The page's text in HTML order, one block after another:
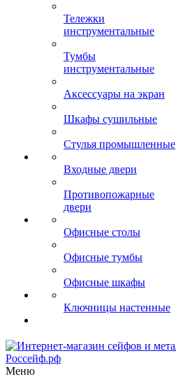
Тележки
инструментальные
Тумбы
инструментальные
Аксессуары на экран
Шкафы сушильные
Стулья промышленные
Входные двери
Противопожарные
двери
Офисные столы
Офисные тумбы
Офисные шкафы
Ключницы настенные
Меню